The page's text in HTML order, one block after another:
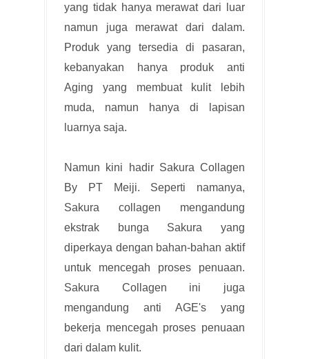
yang tidak hanya merawat dari luar
namun juga merawat dari dalam.
Produk yang tersedia di pasaran,
kebanyakan hanya produk anti
Aging yang membuat kulit lebih
muda, namun hanya di lapisan
luarnya saja.
Namun kini hadir Sakura Collagen
By PT Meiji. Seperti namanya,
Sakura collagen mengandung
ekstrak bunga Sakura yang
diperkaya dengan bahan-bahan aktif
untuk mencegah proses penuaan.
Sakura Collagen ini juga
mengandung anti AGE's yang
bekerja mencegah proses penuaan
dari dalam kulit.